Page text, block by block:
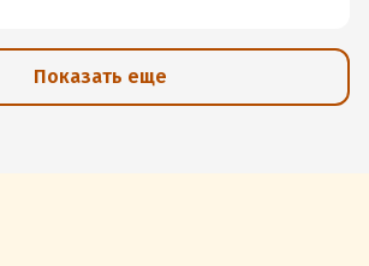
Показать еще